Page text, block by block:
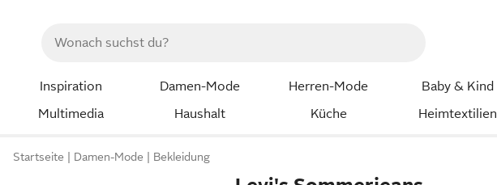
Inspiration Damen-Mode Herren-Mode Baby & Kind
Multimedia
Haushalt Küche Heimtextilien
Startseite Damen-Mode Bekleidung